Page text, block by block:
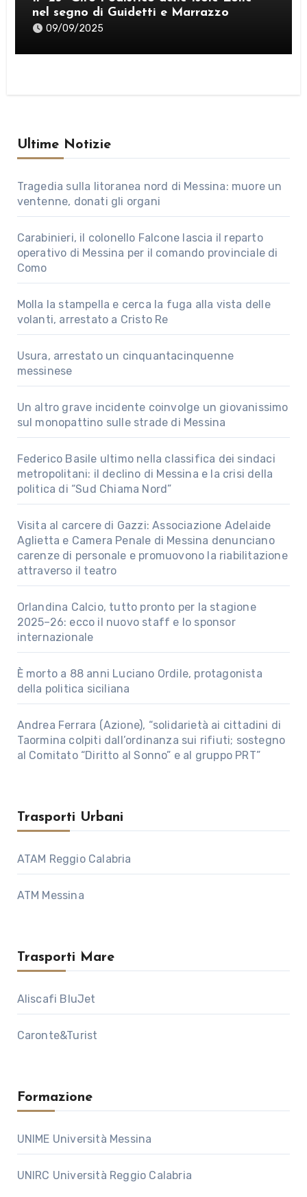
nel segno di Guidetti e Marrazzo
09/09/2025
Ultime Notizie
Tragedia sulla litoranea nord di Messina: muore un
ventenne, donati gli organi
Carabinieri, il colonello Falcone lascia il reparto
operativo di Messina per il comando provinciale di
Como
Molla la stampella e cerca la fuga alla vista delle
volanti, arrestato a Cristo Re
Usura, arrestato un cinquantacinquenne
messinese
Un altro grave incidente coinvolge un giovanissimo
sul monopattino sulle strade di Messina
Federico Basile ultimo nella classifica dei sindaci
metropolitani: il declino di Messina e la crisi della
politica di “Sud Chiama Nord”
Visita al carcere di Gazzi: Associazione Adelaide
Aglietta e Camera Penale di Messina denunciano
carenze di personale e promuovono la riabilitazione
attraverso il teatro
Orlandina Calcio, tutto pronto per la stagione
2025–26: ecco il nuovo staff e lo sponsor
internazionale
È morto a 88 anni Luciano Ordile, protagonista
della politica siciliana
Andrea Ferrara (Azione), “solidarietà ai cittadini di
Taormina colpiti dall’ordinanza sui rifiuti; sostegno
al Comitato “Diritto al Sonno” e al gruppo PRT”
Trasporti Urbani
ATAM Reggio Calabria
ATM Messina
Trasporti Mare
Aliscafi BluJet
Caronte&Turist
Formazione
UNIME Università Messina
UNIRC Università Reggio Calabria